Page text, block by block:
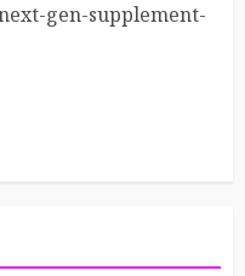
gen-supplement-